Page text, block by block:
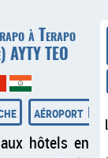
à Terapo
AYTY TEO
aéroport
hôtels en